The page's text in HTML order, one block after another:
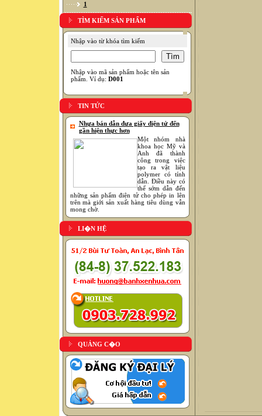
1
TÌM KIẾM SẢN PHẨM
Nhập vào từ khóa tìm kiếm
Nhập vào mã sản phẩm hoặc tên sản
phẩm. Ví dụ: D001
TIN TỨC
Nhựa bán dẫn đưa giấy điện tử đến
gần hiện thực hơn
Một nhóm nhà
khoa học Mỹ và
Anh đã thành
công trong việc
tạo ra vật liệu
polymer có tính
dẫn. Điều này có
thể sớm dẫn đến
những sản phẩm điện tử cho phép in lên
trên mà giới sản xuất hàng tiêu dùng vẫn
mong chờ.
LI�N HỆ
QUẢNG C�O